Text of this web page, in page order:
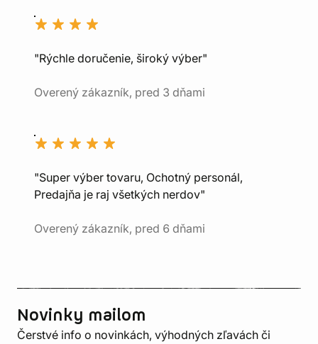
"Rýchle doručenie, široký výber"
Overený zákazník, pred 3 dňami
"Super výber tovaru, Ochotný personál,
Predajňa je raj všetkých nerdov"
Overený zákazník, pred 6 dňami
Novinky mailom
Čerstvé info o novinkách, výhodných zľavách či